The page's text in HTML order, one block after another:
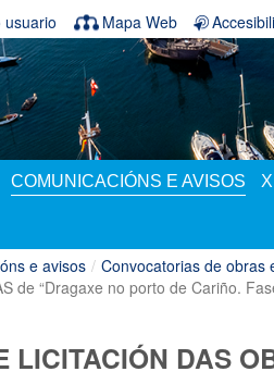
usuario Mapa Web
COMUNICACIÓNS E AVISOS
e avisos / Convocatorias de obras
de “Dragaxe no porto de Cariño.
LICITACIÓN DAS